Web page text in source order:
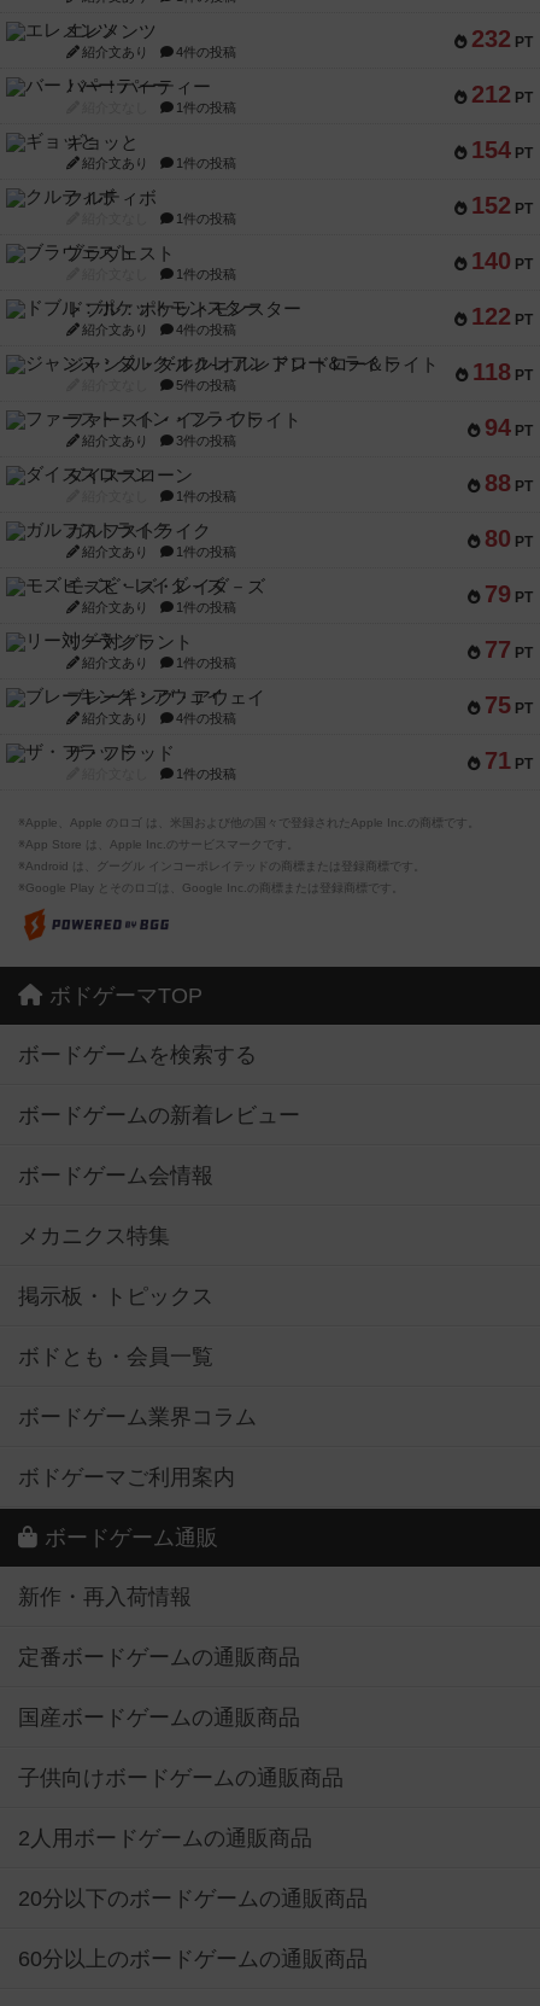
232 PT
エレメンツ
紹介文あり 4件の投稿
212 PT
バー！パーティー
1件の投稿
154 PT
ギョッと
紹介文あり 1件の投稿
152 PT
クルティボ
1件の投稿
140 PT
ブラヴェスト
1件の投稿
122 PT
ドブル：ポケットモンスター
紹介文あり 4件の投稿
118 PT
ジャンヌ・ダルク-オルレアン ドロー＆ライト
5件の投稿
94 PT
ファースト・イン・フライト
紹介文あり 3件の投稿
88 PT
ダイススローン
1件の投稿
80 PT
ガルフストライク
紹介文あり 1件の投稿
79 PT
モズビ－ズ・レイダ－ズ
紹介文あり 1件の投稿
77 PT
リー対グラント
紹介文あり 1件の投稿
75 PT
ブレーキング・アウェイ
紹介文あり 4件の投稿
71 PT
ザ・フラッド
1件の投稿
※Apple、Apple のロゴ は、米国および他の国々で登録されたApple Inc.の商標です。
※App Store は、Apple Inc.のサービスマークです。
※Android は、グーグル インコーポレイテッドの商標または登録商標です。
※Google Play とそのロゴは、Google Inc.の商標または登録商標です。
ボドゲーマTOP
ボードゲームを検索する
ボードゲームの新着レビュー
ボードゲーム会情報
メカニクス特集
掲示板・トピックス
ボドとも・会員一覧
ボードゲーム業界コラム
ボドゲーマご利用案内
ボードゲーム通販
新作・再入荷情報
定番ボードゲームの通販商品
国産ボードゲームの通販商品
子供向けボードゲームの通販商品
2人用ボードゲームの通販商品
20分以下のボードゲームの通販商品
60分以上のボードゲームの通販商品